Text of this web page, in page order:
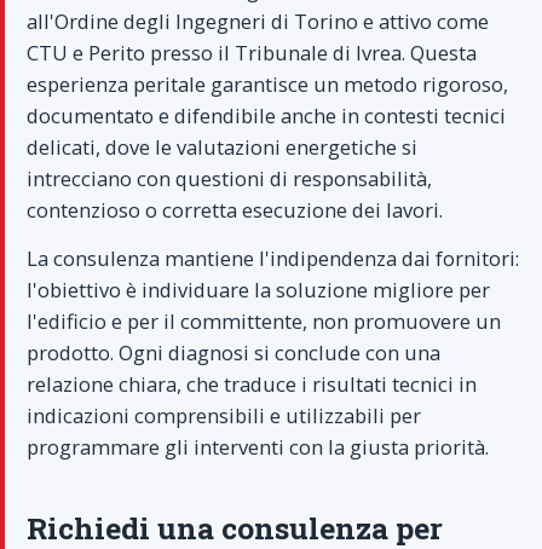
all'Ordine degli Ingegneri di Torino e attivo come
CTU e Perito presso il Tribunale di Ivrea. Questa
esperienza peritale garantisce un metodo rigoroso,
documentato e difendibile anche in contesti tecnici
delicati, dove le valutazioni energetiche si
intrecciano con questioni di responsabilità,
contenzioso o corretta esecuzione dei lavori.
La consulenza mantiene l'indipendenza dai fornitori:
l'obiettivo è individuare la soluzione migliore per
l'edificio e per il committente, non promuovere un
prodotto. Ogni diagnosi si conclude con una
relazione chiara, che traduce i risultati tecnici in
indicazioni comprensibili e utilizzabili per
programmare gli interventi con la giusta priorità.
Richiedi una consulenza per